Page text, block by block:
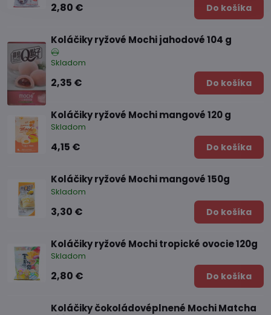
2,80 € Do košíka
Koláčiky ryžové Mochi jahodové 104 g
Skladom
2,35 € Do košíka
Koláčiky ryžové Mochi mangové 120 g
Skladom
4,15 € Do košíka
Koláčiky ryžové Mochi mangové 150g
Skladom
3,30 € Do košíka
Koláčiky ryžové Mochi tropické ovocie 120g
Skladom
2,80 € Do košíka
Koláčiky čokoládovéplnené Mochi Matcha